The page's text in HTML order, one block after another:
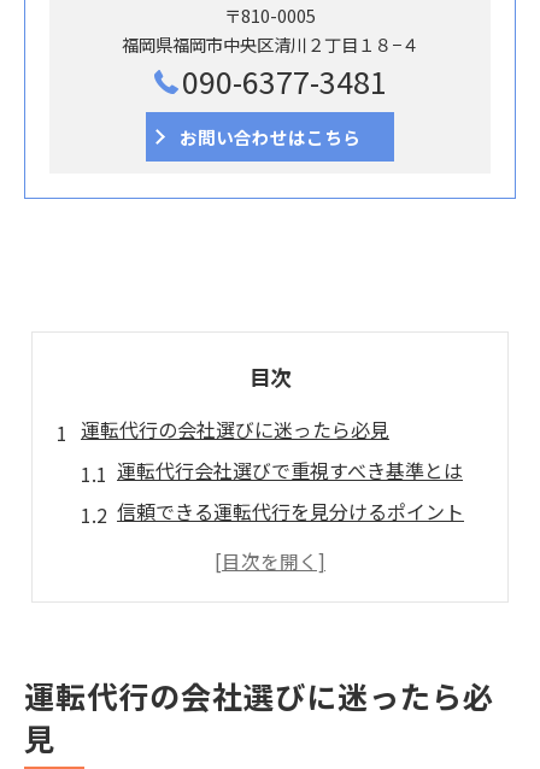
〒810-0005
福岡県福岡市中央区清川２丁目１８−４
090-6377-3481
お問い合わせはこちら
目次
運転代行の会社選びに迷ったら必見
運転代行会社選びで重視すべき基準とは
信頼できる運転代行を見分けるポイント
運転代行の安全性を確認する方法
運転代行で重視したいサポート体制の特徴
運転代行の会社選びに迷ったら必
見